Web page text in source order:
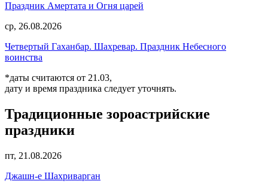
Праздник Амертата и Огня царей
ср, 26.08.2026
Четвертый Гаханбар. Шахревар. Праздник Небесного
воинства
*даты считаются от 21.03,
дату и время праздника следует уточнять.
Традиционные зороастрийские
праздники
пт, 21.08.2026
Джашн-е Шахриварган